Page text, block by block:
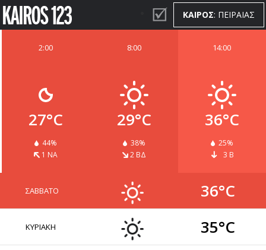
ΚΑΙΡΟΣ: ΠΕΙΡΑΙΑΣ
14:00
36°C
25%
3 Β
8:00
29°C
38%
2 ΒΔ
2:00
27°C
44%
1 ΝΑ
ΣΑΒΒΑΤΟ 36°C
ΚΥΡΙΑΚΗ 35°C